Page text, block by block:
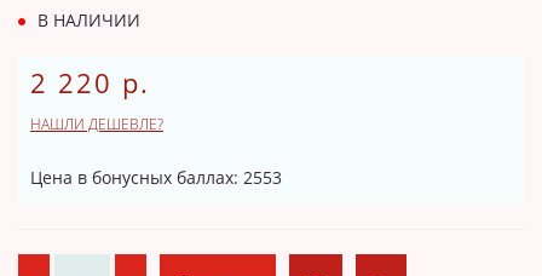
В НАЛИЧИИ
2 220 р.
НАШЛИ ДЕШЕВЛЕ?
Цена в бонусных баллах: 2553